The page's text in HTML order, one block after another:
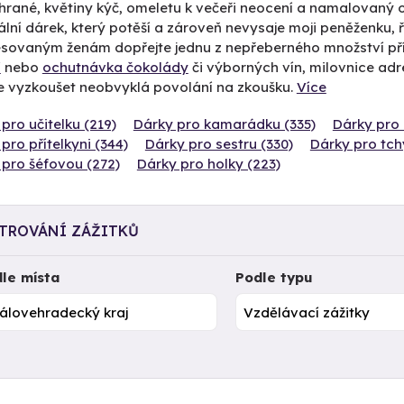
květiny kýč, omeletu k večeři neocení a namalovaný
dárek, který potěší a zároveň nevysaje moji
ženám dopřejte jednu z nepřeberného množství
nebo ochutnávka čokoládyči výborných vín, milovnice
vyzkoušet neobvyklá povolání na zkoušku. Více
učitelku (219) Dárky pro kamarádku (335)
Dárky pro
přítelkyni (344)
Dárky pro sestru (330)
Dárky pro
šéfovou (272)
Dárky pro holky (223)
ZÁŽITKŮ
místa Podle typu